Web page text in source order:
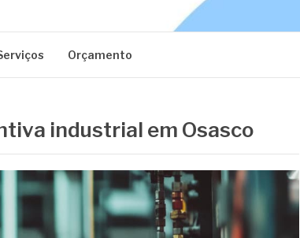
Orçamento
industrial em Osasco